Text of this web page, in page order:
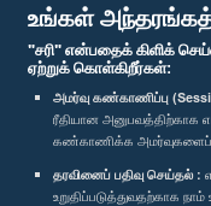
உங்கள்
"சரி" என்பதைக் கிளிக்
ஏற்றுக் கொள்கிறீர்கள்:
அமர்வு கண்காணிப்பு
ரீதியான
கண்காணிக்க அமர்வுகளைப்
தரவினைப் பதிவு செய்தல் :
உறுதிப்படுத்துவதற்காக
பி.ப. 2:16 - பி.ப. 2:25
பி.ப. 2:25 - பி.ப. 2:35
எம்மை பின்தொடர்க :
விருதுகள்